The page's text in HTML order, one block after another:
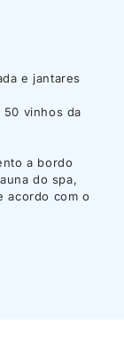
e jantares
50 vinhos da
a bordo
do spa,
acordo com o